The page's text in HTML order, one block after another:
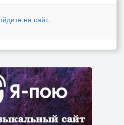
на сайт.